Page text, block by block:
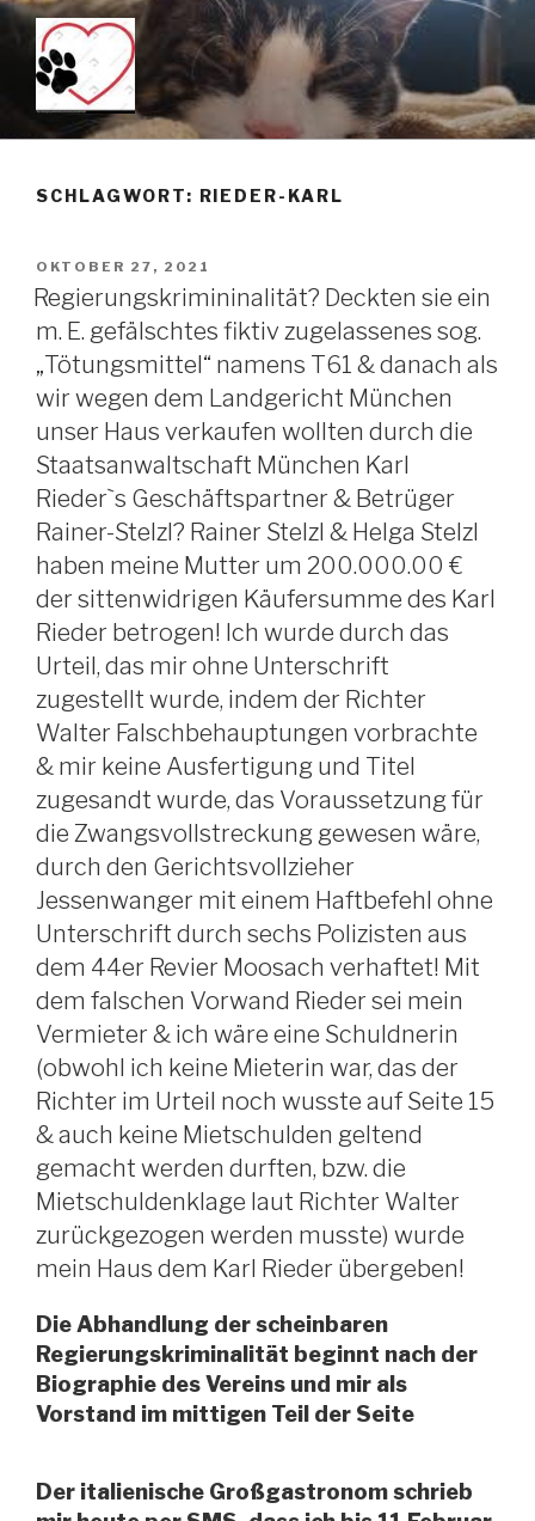
Zum
Inhalt
springen
KEIN TÖTUNGSMITTEL –
MITTEL DER WAHL WENN
REGENBOGENBRÜCKE
SCHICKEN MÖCHTE!!!
Just another WordPress site
SCHLAGWORT: RIEDER-KARL
VERÖFFENTLICHT
AM
OKTOBER 27, 2021
Regierungskrimininalität? Deckten sie ein
m. E. gefälschtes fiktiv zugelassenes sog.
„Tötungsmittel“ namens T61 & danach als
wir wegen dem Landgericht München
unser Haus verkaufen wollten durch die
Staatsanwaltschaft München Karl
Rieder`s Geschäftspartner & Betrüger
Rainer-Stelzl? Rainer Stelzl & Helga Stelzl
haben meine Mutter um 200.000.00 €
der sittenwidrigen Käufersumme des Karl
Rieder betrogen! Ich wurde durch das
Urteil, das mir ohne Unterschrift
zugestellt wurde, indem der Richter
Walter Falschbehauptungen vorbrachte
& mir keine Ausfertigung und Titel
zugesandt wurde, das Voraussetzung für
die Zwangsvollstreckung gewesen wäre,
durch den Gerichtsvollzieher
Jessenwanger mit einem Haftbefehl ohne
Unterschrift durch sechs Polizisten aus
dem 44er Revier Moosach verhaftet! Mit
dem falschen Vorwand Rieder sei mein
Vermieter & ich wäre eine Schuldnerin
(obwohl ich keine Mieterin war, das der
Richter im Urteil noch wusste auf Seite 15
& auch keine Mietschulden geltend
gemacht werden durften, bzw. die
Mietschuldenklage laut Richter Walter
zurückgezogen werden musste) wurde
mein Haus dem Karl Rieder übergeben!
Die Abhandlung der scheinbaren
Regierungskriminalität beginnt nach der
Biographie des Vereins und mir als
Vorstand im mittigen Teil der Seite
Der italienische Großgastronom schrieb